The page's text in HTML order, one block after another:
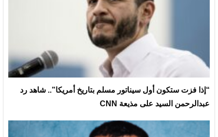
“إذا فزت ستكون أول سيناتور مسلم بتاريخ أمريكا”.. شاهد رد
عبدالرحمن السيد على مذيعة CNN